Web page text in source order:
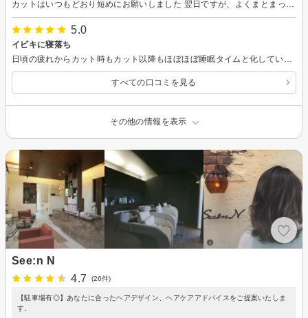
5.0
イビキに寝落ち
すべての口コミを見る
その他の情報を表示
See:n N
4.7
(26件)
【駐車場有◎】あなたに合ったヘアデザイン、ヘアケアアドバイスをご提案いたしま
す。